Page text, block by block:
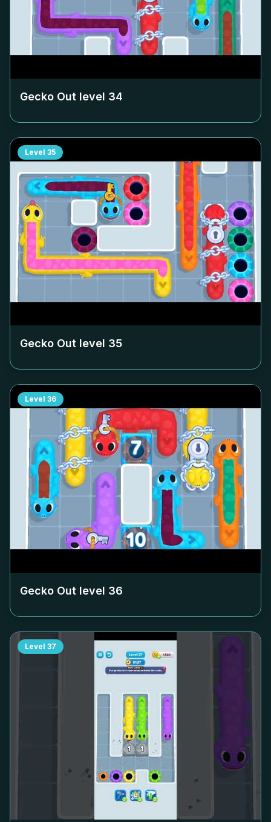
Gecko Out level 34
Level 35
Gecko Out level 35
Level 36
Gecko Out level 36
Level 37